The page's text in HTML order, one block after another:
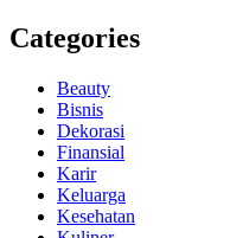
Categories
Beauty
Bisnis
Dekorasi
Finansial
Karir
Keluarga
Kesehatan